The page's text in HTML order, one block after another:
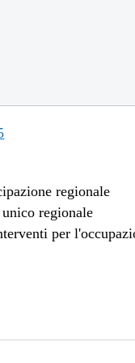
regionale
regionale
per